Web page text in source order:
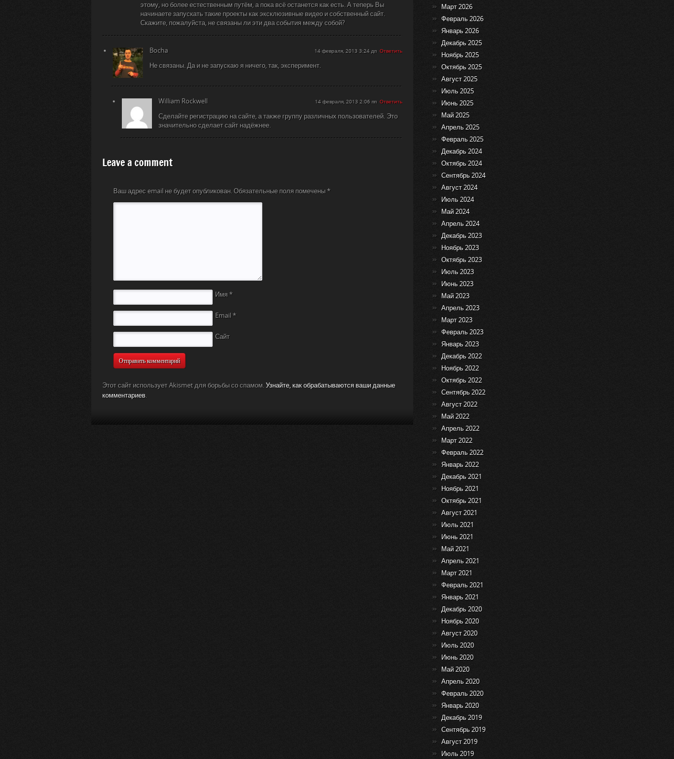
этому, но более естественным путём, а пока всё останется как есть. А теперь Вы
начинаете запускать такие проекты как эксклюзивные видео и собственный сайт.
Скажите, пожалуйста, не связаны ли эти два события между собой?
Bocha 14 февраля, 2013 3:24 дп Ответить
Не связаны. Да и не запускаю я ничего, так, эксперимент.
William Rockwell 14 февраля, 2013 2:06 пп Ответить
Сделайте регистрацию на сайте, а также группу различных пользователей. Это
значительно сделает сайт надёжнее.
Leave a comment
Ваш адрес email не будет опубликован. Обязательные поля помечены *
Имя *
Email *
Сайт
Этот сайт использует Akismet для борьбы со спамом. Узнайте, как обрабатываются ваши данные
комментариев.
Март 2026
Февраль 2026
Январь 2026
Декабрь 2025
Ноябрь 2025
Октябрь 2025
Август 2025
Июль 2025
Июнь 2025
Май 2025
Апрель 2025
Февраль 2025
Декабрь 2024
Октябрь 2024
Сентябрь 2024
Август 2024
Июль 2024
Май 2024
Апрель 2024
Декабрь 2023
Ноябрь 2023
Октябрь 2023
Июль 2023
Июнь 2023
Май 2023
Апрель 2023
Март 2023
Февраль 2023
Январь 2023
Декабрь 2022
Ноябрь 2022
Октябрь 2022
Сентябрь 2022
Август 2022
Май 2022
Апрель 2022
Март 2022
Февраль 2022
Январь 2022
Декабрь 2021
Ноябрь 2021
Октябрь 2021
Август 2021
Июль 2021
Июнь 2021
Май 2021
Апрель 2021
Март 2021
Февраль 2021
Январь 2021
Декабрь 2020
Ноябрь 2020
Август 2020
Июль 2020
Июнь 2020
Май 2020
Апрель 2020
Февраль 2020
Январь 2020
Декабрь 2019
Сентябрь 2019
Август 2019
Июль 2019